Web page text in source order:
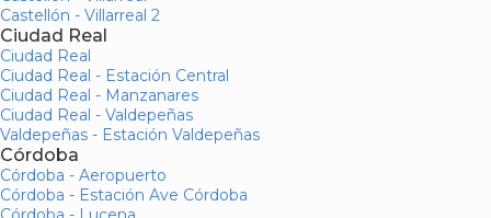
Castellón - Villarreal 2
Ciudad Real
Ciudad Real
Ciudad Real - Estación Central
Ciudad Real - Manzanares
Ciudad Real - Valdepeñas
Valdepeñas - Estación Valdepeñas
Córdoba
Córdoba - Aeropuerto
Córdoba - Estación Ave Córdoba